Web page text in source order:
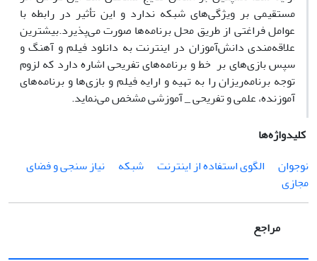
مستقیمی بر ویژگیهای شبکه ندارد و این تأثیر در رابطه با
عوامل فراغتی از طریق محل برنامهها صورت میپذیرد.بیشترین
علاقهمندی دانشآموزان در اینترنت به دانلود فیلم و آهنگ و
سپس بازیهای بر خط و برنامههای تفریحی اشاره دارد که لزوم
توجه برنامهریزان را به تهیه و ارایه فیلم و بازیها و برنامههای
آموزنده، علمی و تفریحی _ آموزشی مشخص مینماید.
کلیدواژه‌ها
نوجوان
الگوی استفاده از اینترنت شبکه
نیاز سنجی و فضای
مجازی
مراجع